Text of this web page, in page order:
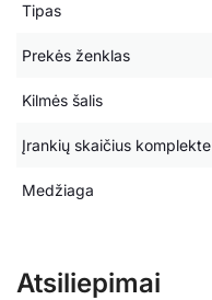
Tipas
Prekės ženklas
Kilmės šalis
Įrankių skaičius komplekte
Medžiaga
Atsiliepimai